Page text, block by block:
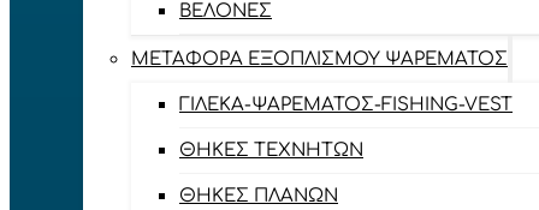
ΒΕΛΌΝΕΣ
ΜΕΤΑΦΟΡΆ ΕΞΟΠΛΙΣΜΟΎ ΨΑΡΈΜΑΤΟΣ
ΓΙΛΈΚΑ-ΨΑΡΈΜΑΤΟΣ-FISHING-VEST
ΘΉΚΕΣ ΤΕΧΝΗΤΏΝ
ΘΉΚΕΣ ΠΛΆΝΩΝ